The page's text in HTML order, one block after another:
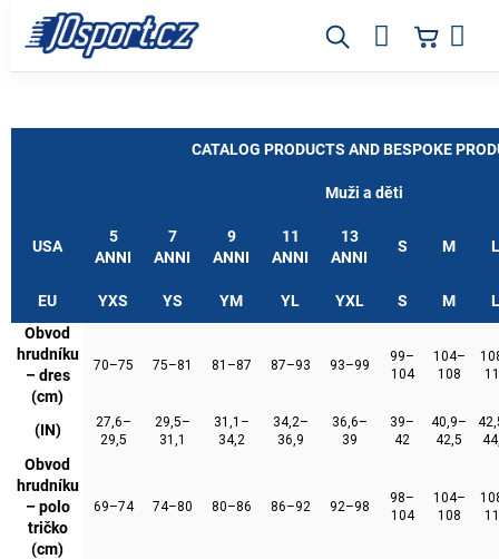
obsah
CATALOG PRODUCTS AND BESPOKE
Muži a děti
USA
5
ANNI
7
ANNI
9
ANNI
11
ANNI
13
ANNI
S M L
EU YXS YS YM YL YXL S M
L
Obvod
hrudníku
– dres
(cm)
70–75 75–81 81–87 87–93 93–99
99–
104
104–
108
(IN)
27,6–
29,5
29,5–
31,1
31,1–
34,2
34,2–
36,9
36,6–
39
39–
42
40,9–
42,5
Obvod
hrudníku
– polo
tričko
(cm)
69–74 74–80 80–86 86–92 92–98
98–
104
104–
108